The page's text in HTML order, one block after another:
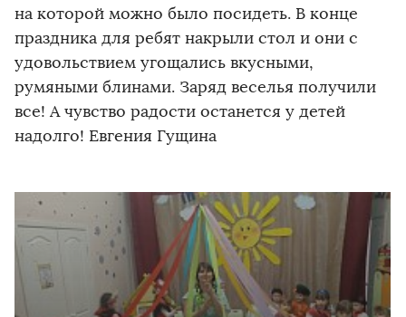
на которой можно было посидеть. В конце
праздника для ребят накрыли стол и они с
удовольствием угощались вкусными,
румяными блинами. Заряд веселья получили
все! А чувство радости останется у детей
надолго! Евгения Гущина